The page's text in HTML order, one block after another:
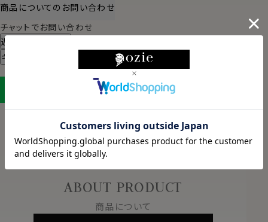
商品についてのお問い合わせ
チャットでお問い合わせ
返品・交換について
ギフトラッピングについて
LINEに保存する
ABOUT PRODUCT
商品について